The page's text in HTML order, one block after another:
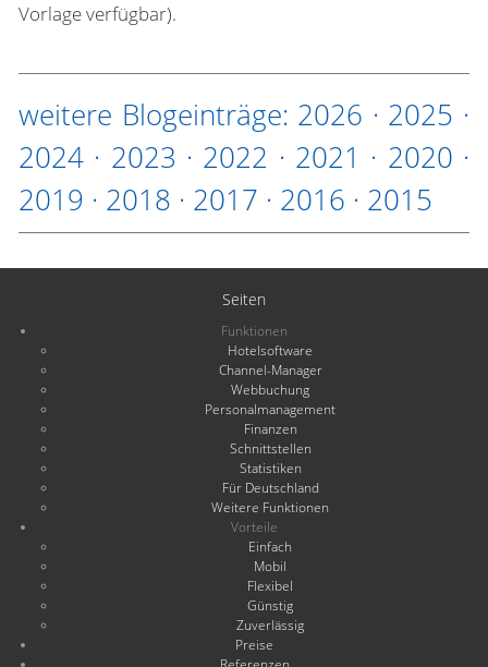
Vorlage verfügbar).
weitere Blogeinträge: 2026 · 2025 ·
2024 · 2023 · 2022 · 2021 · 2020 ·
2019 · 2018 · 2017 · 2016 · 2015
Seiten
Funktionen
Hotelsoftware
Channel-Manager
Webbuchung
Personalmanagement
Finanzen
Schnittstellen
Statistiken
Für Deutschland
Weitere Funktionen
Vorteile
Einfach
Mobil
Flexibel
Günstig
Zuverlässig
Preise